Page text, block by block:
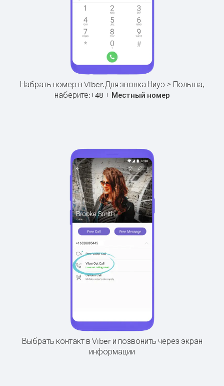
Набрать номер в Viber.Для звонка Ниуэ > Польша,
наберите:+48 + Местный номер
Выбрать контакт в Viber и позвонить через экран
информации